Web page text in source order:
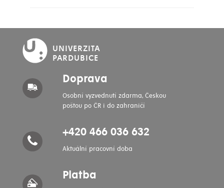
UNIVERZITA
PARDUBICE
Doprava
Osobní vyzvednutí zdarma, Českou
poštou po ČR i do zahraničí
+420 466 036 632
Aktuální pracovní doba
Platba